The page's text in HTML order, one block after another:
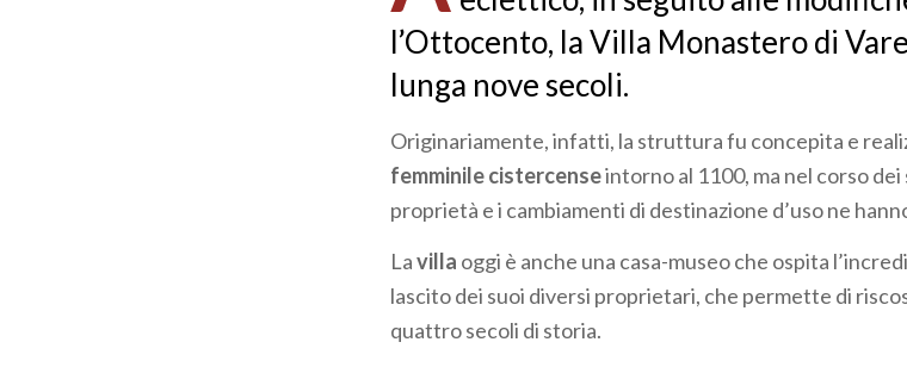
l’Ottocento, la Villa Monastero di
lunga nove secoli.
Originariamente, infatti, la struttura fu concepita e
femminile cistercenseintorno al 1100, ma nel corso
proprietà e i cambiamenti di destinazione d’uso ne
Lavilla oggi è anche una casa-museo che ospita
lascito dei suoi diversi proprietari, che permette di
quattro secoli di storia.